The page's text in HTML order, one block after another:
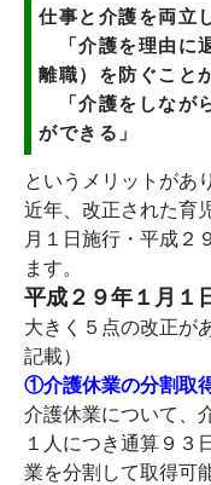
仕事と介護を両立
「介護を理由に
離職）を防ぐこと
「介護をしなが
ができる」
というメリットがあ
近年、改正された育
月１日施行・平成２
ます。
平成２９年１月
大きく５点の改正が
記載）
①介護休業の分割取
介護休業について、
１人につき通算９３
業を分割して取得可